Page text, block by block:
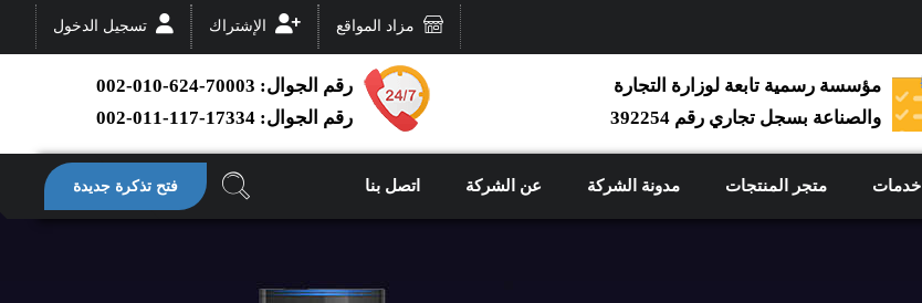
مزاد المواقع الإشتراك تسجيل الدخول
مؤسسة رسمية تابعة لوزارة التجارة
والصناعة بسجل تجاري رقم 392254
رقم الجوال: 70003-624-010-002
رقم الجوال: 17334-117-011-002
خدمات متجر المنتجات مدونة الشركة عن الشركة اتصل بنا فتح تذكرة جديدة